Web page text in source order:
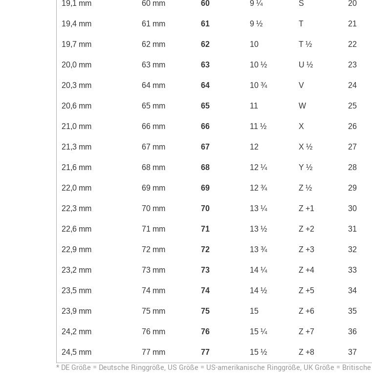
19,1 mm 60 mm 60 9 ¼ S 20
19,4 mm 61 mm 61 9 ½ T 21
19,7 mm 62 mm 62 10 T ½ 22
20,0 mm 63 mm 63 10 ½ U ½ 23
20,3 mm 64 mm 64 10 ¾ V 24
20,6 mm 65 mm 65 11 W 25
21,0 mm 66 mm 66 11 ½ X 26
21,3 mm 67 mm 67 12 X ½ 27
21,6 mm 68 mm 68 12 ¼ Y ½ 28
22,0 mm 69 mm 69 12 ¾ Z ½ 29
22,3 mm 70 mm 70 13 ¼ Z +1 30
22,6 mm 71 mm 71 13 ½ Z +2 31
22,9 mm 72 mm 72 13 ¾ Z +3 32
23,2 mm 73 mm 73 14 ¼ Z +4 33
23,5 mm 74 mm 74 14 ½ Z +5 34
23,9 mm 75 mm 75 15 Z +6 35
24,2 mm 76 mm 76 15 ¼ Z +7 36
24,5 mm 77 mm 77 15 ½ Z +8 37
* DE Größe = Deutsche Ringgröße, US Größe = US-amerikanische Ringgröße, UK Größe =